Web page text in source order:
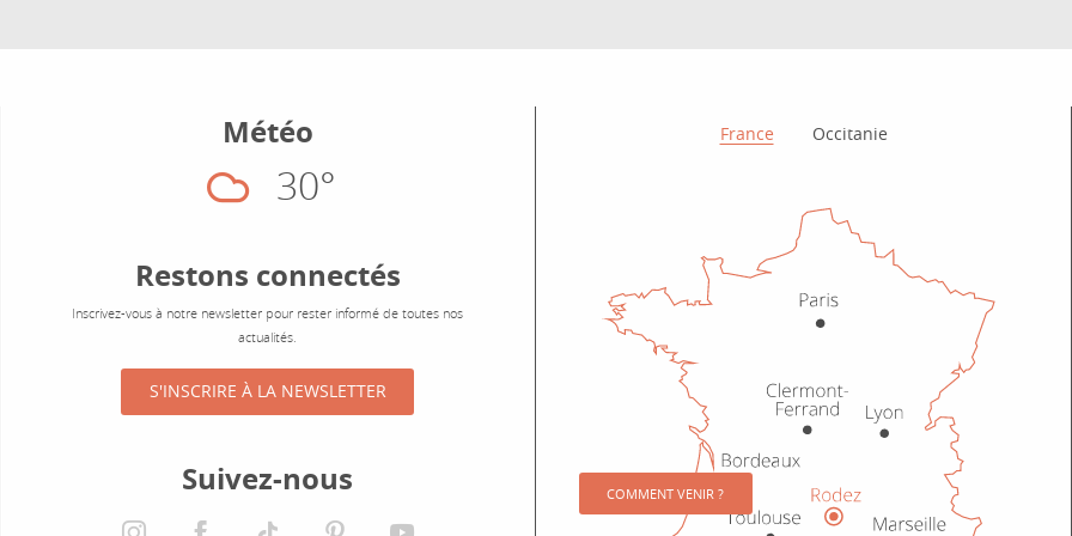
Météo
Nuageux
30°
Restons connectés
Inscrivez-vous à notre newsletter pour rester informé de toutes nos
actualités.
S'INSCRIRE À LA NEWSLETTER
Suivez-nous
Comment venir ?
France Occitanie
COMMENT VENIR ?